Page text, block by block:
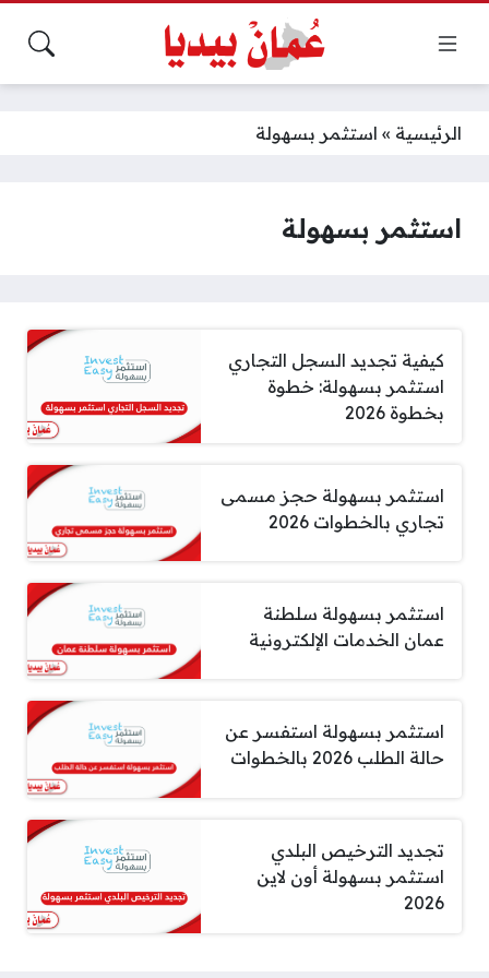
الرئيسية » استثمر بسهولة
استثمر بسهولة
كيفية تجديد السجل التجاري
استثمر بسهولة: خطوة
بخطوة 2026
استثمر بسهولة حجز مسمى
تجاري بالخطوات 2026
استثمر بسهولة سلطنة
عمان الخدمات الإلكترونية
استثمر بسهولة استفسر عن
حالة الطلب 2026 بالخطوات
تجديد الترخيص البلدي
استثمر بسهولة أون لاين
2026